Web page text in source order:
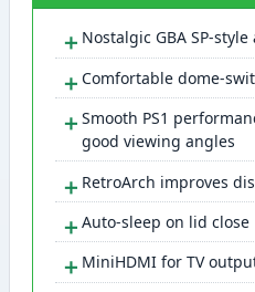
＋ Nostalgic GBA SP-
＋ Comfortable dome-
＋ Smooth PS1
good viewing angles
＋ RetroArch improves
＋ Auto-sleep on lid close
＋ MiniHDMI for TV